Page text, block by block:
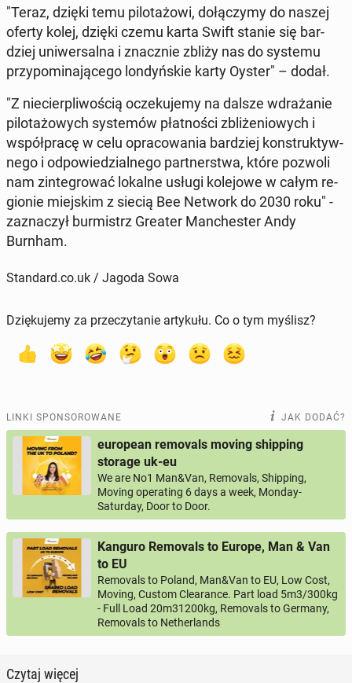
"Teraz, dzięki temu pi­lo­ta­żo­wi, do­łą­czy­my do naszej
oferty kolej, dzięki czemu karta Swift stanie się bar­
dziej uni­wer­sal­na i znacz­nie zbliży nas do systemu
przy­po­mi­na­ją­ce­go lon­dyń­skie karty Oyster" – dodał.
"Z nie­cier­pli­wo­ścią ocze­ku­je­my na dalsze wdra­ża­nie
pi­lo­ta­żo­wych sys­te­mów płat­no­ści zbli­że­nio­wych i
współ­pra­cę w celu opra­co­wa­nia bar­dziej kon­struk­tyw­
ne­go i od­po­wie­dzial­ne­go part­ner­stwa, które pozwoli
nam zin­te­gro­wać lokalne usługi ko­le­jo­we w całym re­
gio­nie miej­skim z siecią Bee Network do 2030 roku" -
za­zna­czył bur­mistrz Greater Man­che­ster Andy
Burnham.
Standard.co.uk / Jagoda Sowa
Dziękujemy za przeczytanie artykułu. Co o tym myślisz?
LINKI SPONSOROWANE JAK DODAĆ?
european removals moving shipping
storage uk-eu
We are No1 Man&Van, Removals, Shipping,
Moving operating 6 days a week, Monday-
Saturday, Door to Door.
Kanguro Removals to Europe, Man & Van
to EU
Removals to Poland, Man&Van to EU, Low Cost,
Moving, Custom Clearance. Part load 5m3/300kg
- Full Load 20m31200kg, Removals to Germany,
Removals to Netherlands
Czytaj więcej